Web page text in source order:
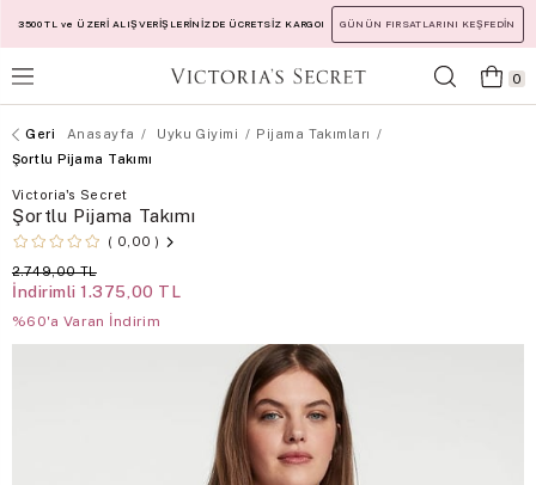
3500 TL ve ÜZERİ ALIŞVERİŞLERİNİZDE ÜCRETSİZ KARGO! GÜNÜN FIRSATLARINI KEŞFEDİN
0
Anasayfa Uyku Giyimi
Pijama Takımları
Şortlu Pijama Takımı
Victoria's Secret
Şortlu Pijama Takımı
0,00
2.749,00 TL
İndirimli 1.375,00 TL
%60'a Varan İndirim